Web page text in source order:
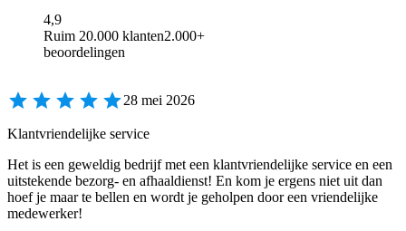
4,9
Ruim 20.000 klanten2.000+
beoordelingen
28 mei 2026
Klantvriendelijke service
Het is een geweldig bedrijf met een klantvriendelijke service en een
uitstekende bezorg- en afhaaldienst! En kom je ergens niet uit dan
hoef je maar te bellen en wordt je geholpen door een vriendelijke
medewerker!